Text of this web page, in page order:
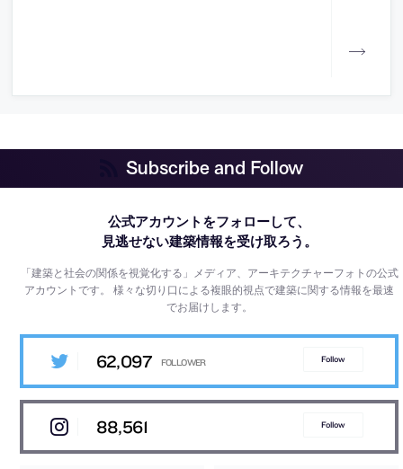
Subscribe and Follow
公式アカウントをフォローして、
見逃せない建築情報を受け取ろう。
「建築と社会の関係を視覚化する」メディア、アーキテクチャーフォトの公式
アカウントです。様々な切り口による複眼的視点で建築に関する情報を最速
でお届けします。
62,097 Follow
88,561 Follow